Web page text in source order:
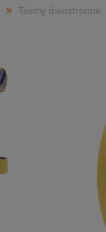
» Taśmy dwustronne